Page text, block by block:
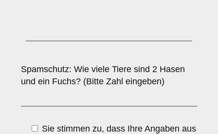
Spamschutz: Wie viele Tiere sind 2 Hasen
und ein Fuchs? (Bitte Zahl eingeben)
Sie stimmen zu, dass Ihre Angaben aus